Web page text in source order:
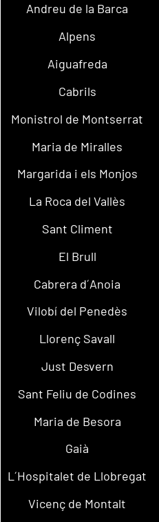
Andreu de la Barca
Alpens
Aiguafreda
Cabrils
Monistrol de Montserrat
Maria de Miralles
Margarida i els Monjos
La Roca del Vallès
Sant Climent
El Brull
Cabrera d´Anoia
Vilobí del Penedès
Llorenç Savall
Just Desvern
Sant Feliu de Codines
Maria de Besora
Gaià
L´Hospitalet de Llobregat
Vicenç de Montalt